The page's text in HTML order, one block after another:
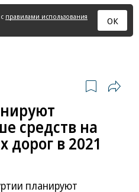
правилами использования
ОК
средств на
дорог в 2021
планируют